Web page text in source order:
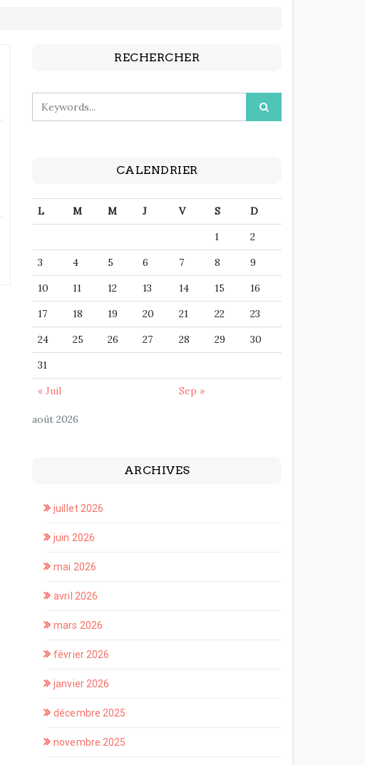
RECHERCHER
CALENDRIER
août 2026
L M M J V S
D
1
2
3
4 5 6 7 8
9
10
11 12 13 14 15
16
17
18 19 20 21 22
23
24
25 26 27 28 29
30
31
« Juil
Sep »
ARCHIVES
juillet 2026
juin 2026
mai 2026
avril 2026
mars 2026
février 2026
janvier 2026
décembre 2025
novembre 2025